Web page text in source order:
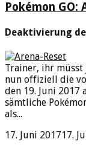
Pokémon GO:
Deaktivierung
Trainer, ihr müsst
nun offiziell die
den 19. Juni 2017
sämtliche
als...
17. Juni 201717.